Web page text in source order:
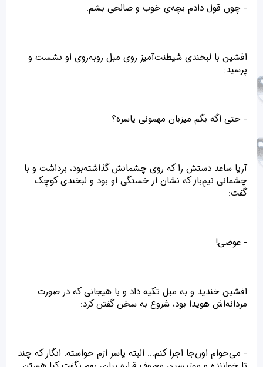
- چون قول دادم بچه‌ی خوب و صالحی بشم.
افشین با لبخندی شیطنت‌آمیز روی مبل روبه‌روی او نشست و
پرسید:
- حتی اگه بگم میزبان مهمونی یاسره؟
آریا ساعد دستش را که روی چشمانش گذاشته‌بود، برداشت و با
چشمانی نیمِ‌باز که نشان از خستگی او بود و لبخندی کوچک
گفت:
- عوضی!
افشین خندید و به مبل تکیه داد و با هیجانی که در صورت
مردانه‌اش هویدا بود، شروع به سخن گفتن کرد:
- می‌خوام اون‌جا اجرا کنم... البته یاسر ازم خواسته. انگار که چند